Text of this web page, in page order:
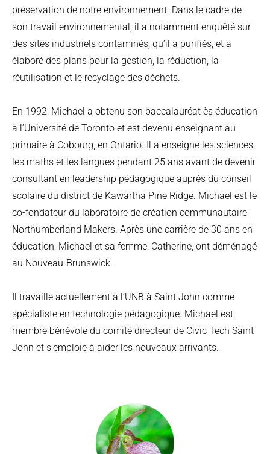
préservation de notre environnement. Dans le cadre de
son travail environnemental, il a notamment enquêté sur
des sites industriels contaminés, qu’il a purifiés, et a
élaboré des plans pour la gestion, la réduction, la
réutilisation et le recyclage des déchets.
En 1992, Michael a obtenu son baccalauréat ès éducation
à l’Université de Toronto et est devenu enseignant au
primaire à Cobourg, en Ontario. Il a enseigné les sciences,
les maths et les langues pendant 25 ans avant de devenir
consultant en leadership pédagogique auprès du conseil
scolaire du district de Kawartha Pine Ridge. Michael est le
co-fondateur du laboratoire de création communautaire
Northumberland Makers. Après une carrière de 30 ans en
éducation, Michael et sa femme, Catherine, ont déménagé
au Nouveau-Brunswick.
Il travaille actuellement à l’UNB à Saint John comme
spécialiste en technologie pédagogique. Michael est
membre bénévole du comité directeur de Civic Tech Saint
John et s’emploie à aider les nouveaux arrivants.